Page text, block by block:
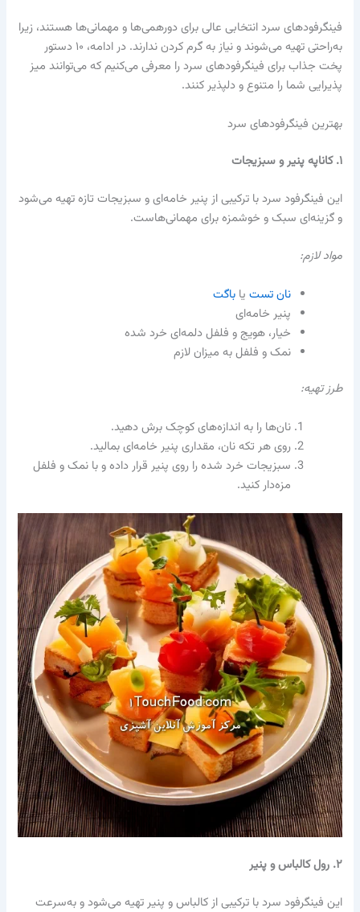
فینگرفودهای سرد انتخابی عالی برای دورهمی‌ها و مهمانی‌ها هستند، زیرا
به‌راحتی تهیه می‌شوند و نیاز به گرم کردن ندارند. در ادامه، ۱۰ دستور
پخت جذاب برای فینگرفودهای سرد را معرفی می‌کنیم که می‌توانند میز
پذیرایی شما را متنوع و دلپذیر کنند.
بهترین فینگرفودهای سرد
۱. کاناپه پنیر و سبزیجات
این فینگرفود سرد با ترکیبی از پنیر خامه‌ای و سبزیجات تازه تهیه می‌شود
و گزینه‌ای سبک و خوشمزه برای مهمانی‌هاست.
مواد لازم:
نان تست یاباگت
پنیر خامه‌ای
خیار، هویج و فلفل دلمه‌ای خرد شده
نمک و فلفل به میزان لازم
طرز تهیه:
نان‌ها را به اندازه‌های کوچک برش دهید.
روی هر تکه نان، مقداری پنیر خامه‌ای بمالید.
سبزیجات خرد شده را روی پنیر قرار داده و با نمک و فلفل
مزه‌دار کنید.
۲. رول کالباس و پنیر
این فینگرفود سرد با ترکیبی از کالباس و پنیر تهیه می‌شود و به‌سرعت